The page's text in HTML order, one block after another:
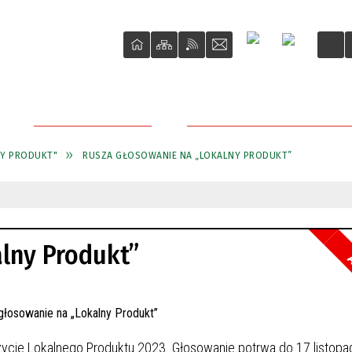
PRODUKT" RUSZA GŁOSOWANIE NA „LOKALNY PRODUKT”
Produkt”
Lokalnego Produktu 2023. Głosowanie potrwa do 17